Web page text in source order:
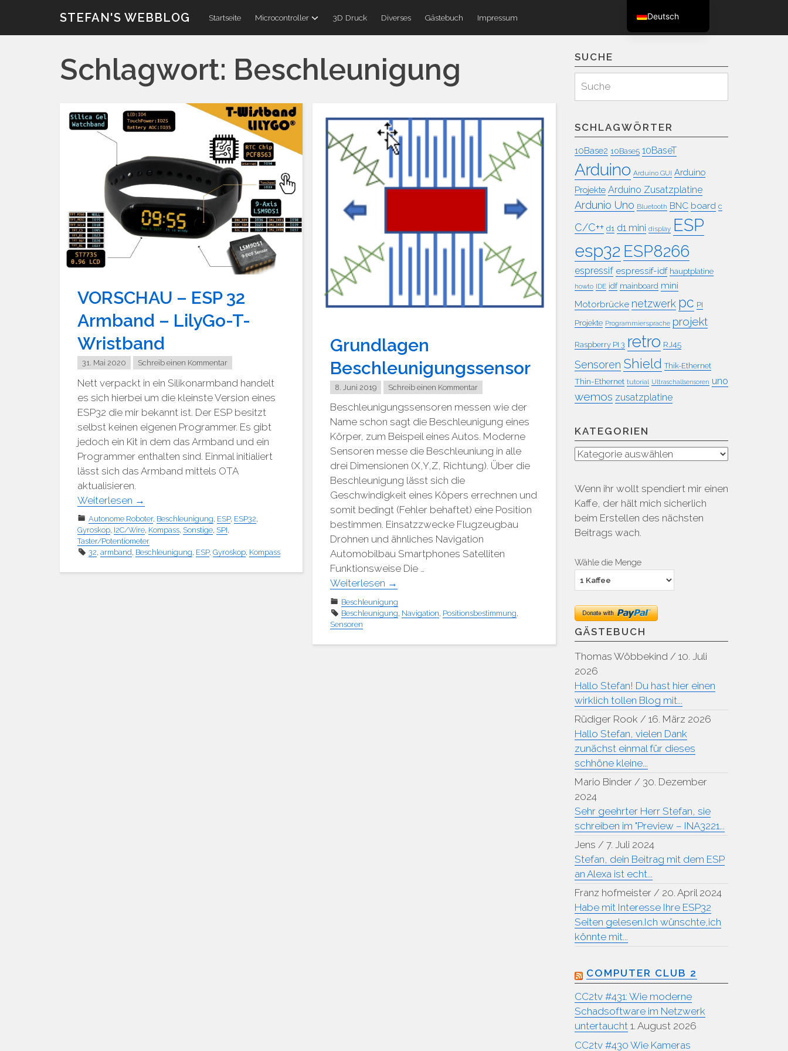
STEFAN'S WEBBLOG Startseite Microcontroller 3D Druck Diverses Gästebuch Impressum
Schlagwort: Beschleunigung
VORSCHAU – ESP 32
Armband – LilyGo-T-
Wristband
31. Mai 2020 Schreib einen Kommentar
Nett verpackt in ein Silikonarmband handelt
es sich hierbei um die kleinste Version eines
ESP32 die mir bekannt ist. Der ESP besitzt
selbst keinen eigenen Programmer. Es gibt
jedoch ein Kit in dem das Armband und ein
Programmer enthalten sind. Einmal initialiert
lässt sich das Armband mittels OTA
aktualisieren.
Weiterlesen →
Autonome Roboter, Beschleunigung, ESP, ESP32,
Gyroskop, I2C/Wire, Kompass, Sonstige, SPI,
Taster/Potentiometer
32, armband, Beschleunigung, ESP, Gyroskop, Kompass
Grundlagen
Beschleunigungssensor
8. Juni 2019 Schreib einen Kommentar
Beschleunigungssensoren messen wie der
Name schon sagt die Beschleunigung eines
Körper, zum Beispeil eines Autos. Moderne
Sensoren messe die Beschleuniung in alle
drei Dimensionen (X,Y,Z, Richtung). Über die
Beschleunigung lässt sich die
Geschwindigkeit eines Köpers errechnen und
somit bedingt (Fehler behaftet) eine Position
bestimmen. Einsatzzwecke Flugzeugbau
Drohnen und ähnliches Navigation
Automobilbau Smartphones Satelliten
Funktionsweise Die …
Weiterlesen →
Beschleunigung
Beschleunigung Navigation Positionsbestimmung
Sensoren
SUCHE
für:
Suchen
SCHLAGWÖRTER
10Base2 10Base5 10BaseT
Arduino Arduino GUI Arduino
Projekte Arduino Zusatzplatine
Ardunio Uno Bluetooth BNC board c
C/C++ d1 d1 mini display ESP
esp32 ESP8266
espressif espressif-idf hauptplatine
howto IDE idf mainboard mini
Motorbrücke netzwerk pc PI
Projekte Programmiersprache projekt
Raspberry PI 3 retro RJ45
Sensoren Shield Thik-Ethernet
Thin-Ethernet tutorial Ultraschallsensoren uno
wemos zusatzplatine
KATEGORIEN
Kategorien
Wenn ihr wollt spendiert mir einen
Kaffe, der hält mich sicherlich
beim Erstellen des nächsten
Beitrags wach.
Wähle die Menge
GÄSTEBUCH
Thomas Wöbbekind / 10. Juli
2026
Hallo Stefan! Du hast hier einen
wirklich tollen Blog mit...
Rüdiger Rook / 16. März 2026
Hallo Stefan, vielen Dank
zunächst einmal für dieses
schhöne kleine...
Mario Binder/ 30. Dezember
2024
Sehr geehrter Herr Stefan, sie
schreiben im "Preview – INA3221...
Jens / 7. Juli 2024
Stefan, dein Beitrag mit dem ESP
an Alexa ist echt...
Franz hofmeister/ 20. April 2024
Habe mit Interesse Ihre ESP32
Seiten gelesen.Ich wünschte,ich
könnte mit...
COMPUTER CLUB 2
CC2tv #431: Wie moderne
Schadsoftware im Netzwerk
untertaucht 1. August 2026
CC2tv #430 Wie Kameras
Deutsch
English (UK)